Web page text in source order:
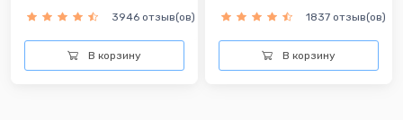
3946 отзыв(ов)
В корзину
1837 отзыв(ов)
В корзину